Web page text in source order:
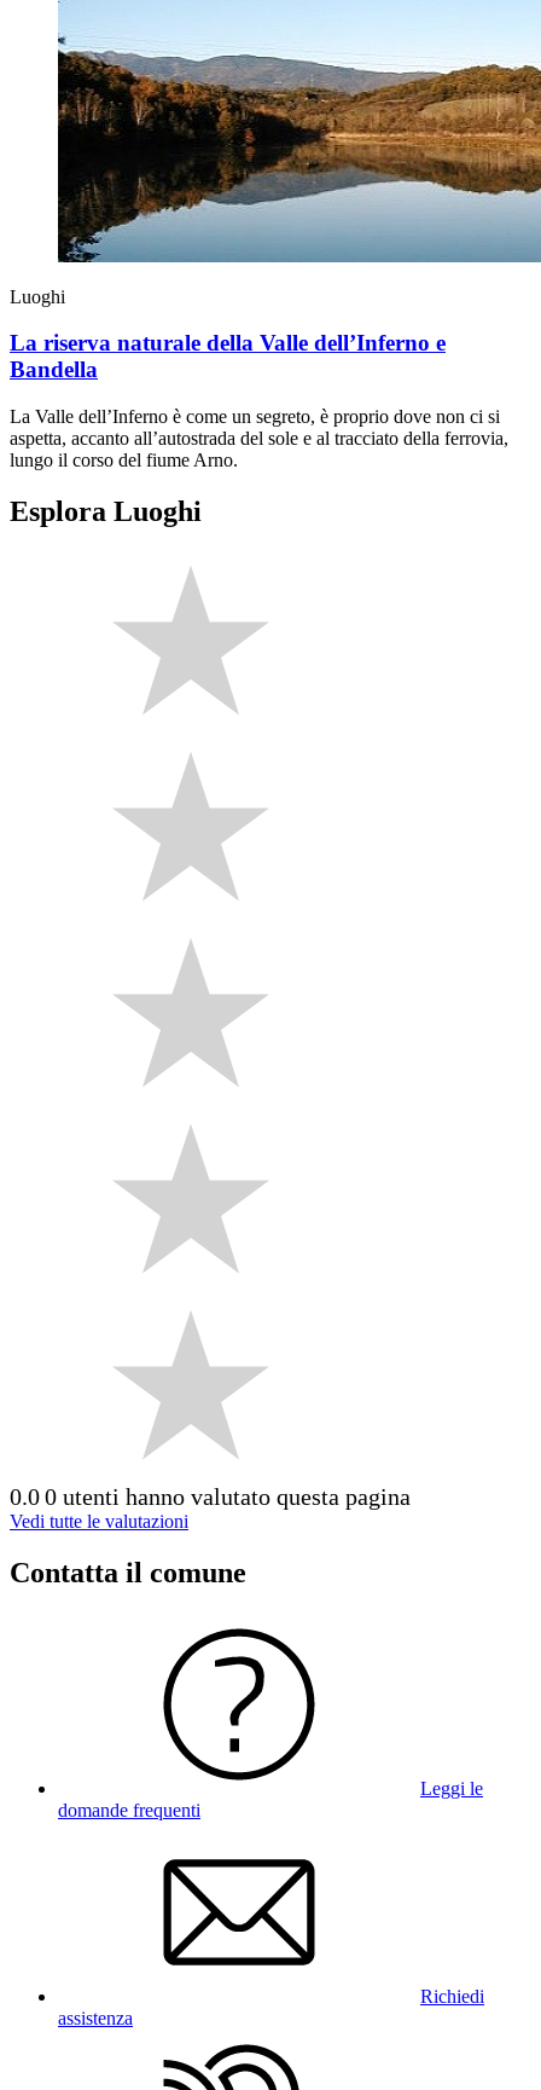
Luoghi
La riserva naturale della Valle dell’Inferno e
Bandella
La Valle dell’Inferno è come un segreto, è proprio dove non ci si
aspetta, accanto all’autostrada del sole e al tracciato della ferrovia,
lungo il corso del fiume Arno.
Esplora Luoghi
0.00 utenti hanno valutato questa pagina
Vedi tutte le valutazioni
Contatta il comune
Leggi le
domande frequenti
Richiedi
assistenza